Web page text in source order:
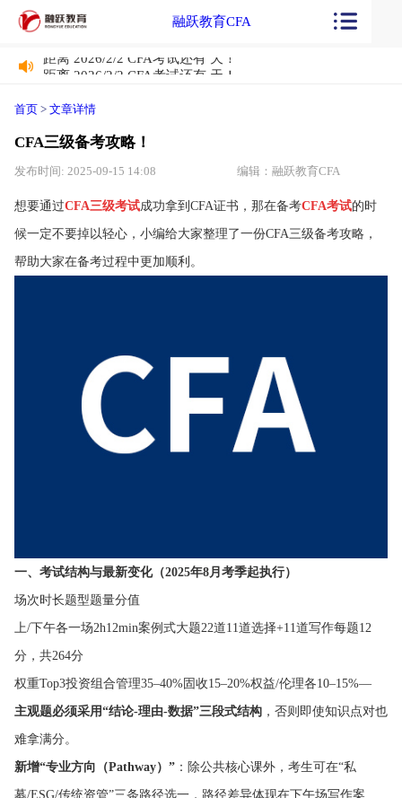
融跃教育CFA
距离 2026/2/2 CFA考试还有 天！
首页 > 文章详情
CFA三级备考攻略！
发布时间: 2025-09-15 14:08 编辑：融跃教育CFA
想要通过CFA三级考试成功拿到CFA证书，那在备考CFA考试的时
候一定不要掉以轻心，小编给大家整理了一份CFA三级备考攻略，
帮助大家在备考过程中更加顺利。
一、考试结构与最新变化（2025年8月考季起执行）
场次时长题型题量分值
上/下午各一场2h12min案例式大题22道11道选择+11道写作每题12
分，共264分
权重Top3投资组合管理35–40%固收15–20%权益/伦理各10–15%—
主观题必须采用“结论-理由-数据”三段式结构，否则即使知识点对也
难拿满分。
新增“专业方向（Pathway）”：除公共核心课外，考生可在“私
募/ESG/传统资管”三条路径选一，路径差异体现在下午场写作案